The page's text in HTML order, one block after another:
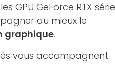
GPU GeForce RTX série
au mieux le
graphique.
vous accompagnent